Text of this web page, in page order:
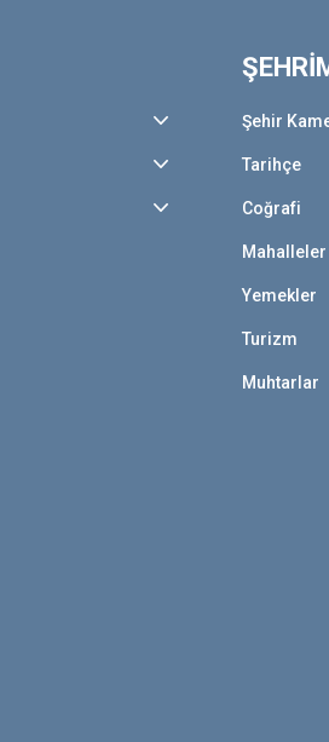
Şehir
Tarihçe
Coğrafi
Mahalleler
Yemekler
Turizm
Muhtarlar